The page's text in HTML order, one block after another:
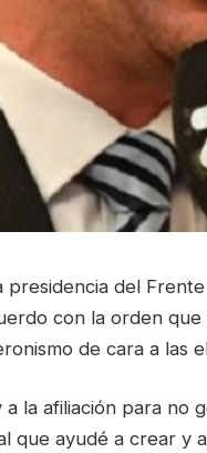
presidencia del
con la orden que
de cara a las
a la afiliación para no
que ayudé a crear y